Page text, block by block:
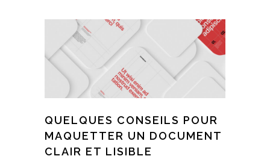
QUELQUES CONSEILS POUR
MAQUETTER UN DOCUMENT
CLAIR ET LISIBLE